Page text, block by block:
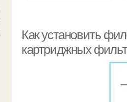
Как установить
картриджных